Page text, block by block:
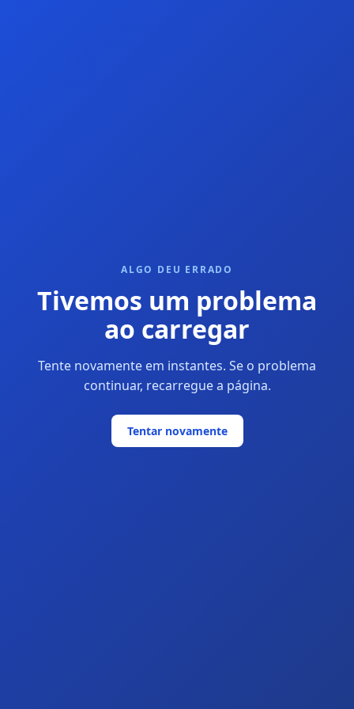
ALGO DEU ERRADO
Tivemos um problema
ao carregar
Tente novamente em instantes. Se o problema
continuar, recarregue a página.
Tentar novamente